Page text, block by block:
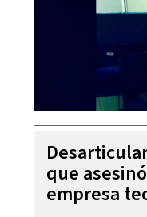
que
empresa